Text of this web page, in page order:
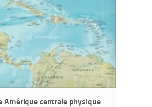
Amérique centrale physique